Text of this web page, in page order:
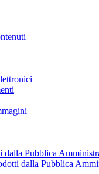
dalla Pubblica
dalla Pubblica